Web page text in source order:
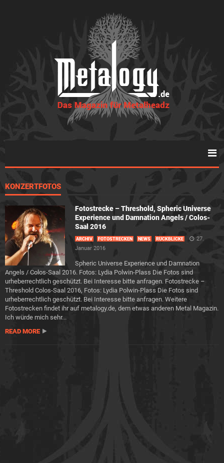
KONZERTFOTOS
Fotostrecke – Threshold, Spheric Universe
Experience und Damnation Angels / Colos-
Saal 2016
ARCHIV FOTOSTRECKEN NEWS RÜCKBLICKE
27.
Januar 2016
Spheric Universe Experience und Damnation
Angels / Colos-Saal 2016. Fotos: Lydia Polwin-Plass Die Fotos sind
urheberrechtlich geschützt. Bei Interesse bitte anfragen. Fotostrecke –
Threshold Colos-Saal 2016, Fotos: Lydia Polwin-Plass Die Fotos sind
urheberrechtlich geschützt. Bei Interesse bitte anfragen. Weitere
Fotostrecken findet ihr auf metalogy.de, dem etwas anderen Metal Magazin.
Ich würde mich sehr...
READ MORE